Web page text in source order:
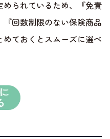
られているため、『免責
回数制限のない保険商品
ておくとスムーズに選べ